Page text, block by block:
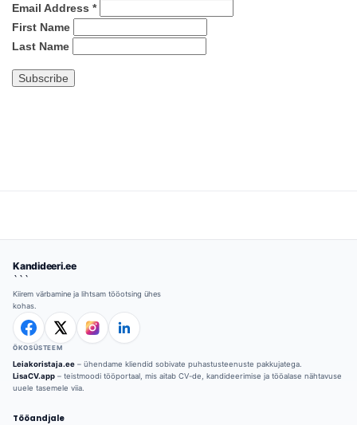
Email Address *
First Name
Last Name
Kandideeri.ee
```
Kiirem värbamine ja lihtsam tööotsing ühes
kohas.
ÖKOSÜSTEEM
Leiakoristaja.ee – ühendame kliendid sobivate puhastusteenuste pakkujatega.
LisaCV.app – teistmoodi tööportaal, mis aitab CV-de, kandideerimise ja tööalase nähtavuse
uuele tasemele viia.
Tööandjale